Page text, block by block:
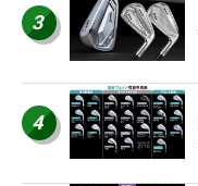
3
4